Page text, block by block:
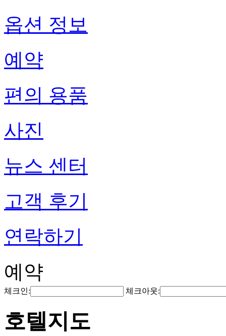
옵션 정보
예약
편의 용품
사진
뉴스 센터
고객 후기
연락하기
예약
체크인: 체크아웃:
호텔지도